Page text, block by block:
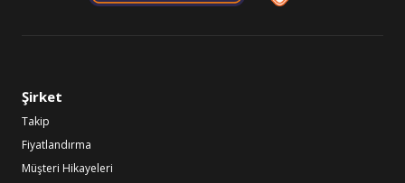
Şirket
Takip
Fiyatlandırma
Müşteri Hikayeleri